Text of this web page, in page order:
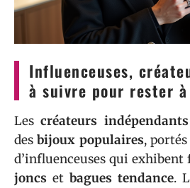
Influenceuses,
à suivre pour rester
Lescréateurs indépendants
desbijoux populaires,
d’influenceuses qui exhibent
joncs et bagues tendance.